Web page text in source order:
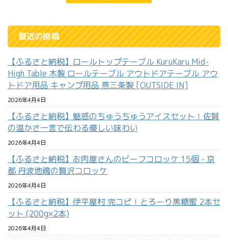
最近の投稿
【ふるさと納税】ロールトップテーブル KuruKaru Mid-
High Table 木製 ロールテーブル アウトドアテーブル アウ
トドア用品 キャンプ用品 燕三条製 [OUTSIDE IN]
2026年4月4日
【ふるさと納税】魅惑のちゅうちゅうアイスセット！佐賀
の温かさ一言で伝わる優しい味わい
2026年4月4日
【ふるさと納税】お肉屋さんのビーフコロッケ 15個 - 京
都 丹波地鶏の贅沢コロッケ
2026年4月4日
【ふるさと納税】伊平屋村 完コピ！とろーり黒糖蜜 2本セ
ット (200g×2本)
2026年4月4日